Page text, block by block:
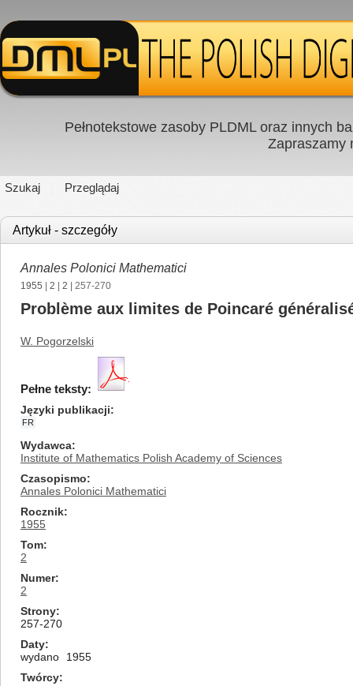
Pełnotekstowe zasoby PLDML oraz innych
Zapraszamy
Szukaj Przeglądaj
Artykuł - szczegóły
Annales Polonici Mathematici
1955 2 2 | 257-270
Problème aux limites de Poincaré
W. Pogorzelski
Pełne teksty:
Języki publikacji
FR
Wydawca
Institute of Mathematics Polish Academy of Sciences
Czasopismo
Annales Polonici Mathematici
Rocznik
1955
Tom
2
Numer
2
Strony
257-270
Daty
wydano
1955
Twórcy